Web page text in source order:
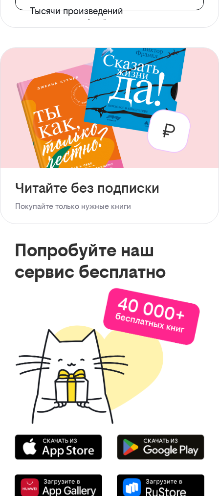
Тысячи произведений
с доступом офлайн
Читайте без подписки
Покупайте только нужные книги
Попробуйте наш
сервис бесплатно